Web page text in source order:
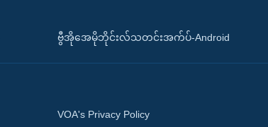
ဗွီအိုအေမိုဘိုင်းလ်သတင်းအက်ပ်-Android
VOA's Privacy Policy